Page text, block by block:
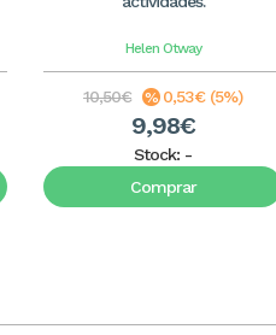
Helen Otway
10,50€ 0,53€ (5%)
9,98€
Stock: -
Comprar